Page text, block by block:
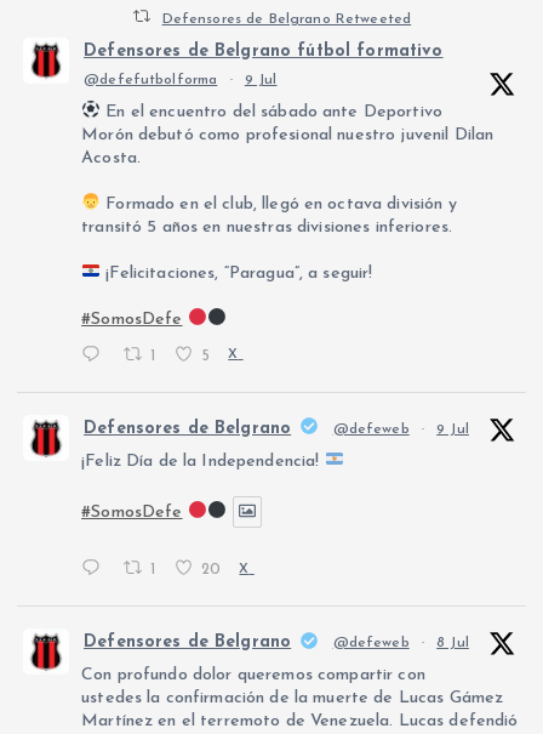
a
g
n
a
i
ó
e
e
Defensores de Belgrano Retweeted
Defensores de Belgrano fútbol formativo
@defefutbolforma · 9 Jul
En el encuentro del sábado ante Deportivo
Morón debutó como profesional nuestro juvenil Dilan
Acosta.
Formado en el club, llegó en octava división y
transitó 5 años en nuestras divisiones inferiores.
¡Felicitaciones, “Paragua”, a seguir!
#SomosDefe
1 5 X
Defensores de Belgrano @defeweb · 9 Jul
¡Feliz Día de la Independencia!
#SomosDefe
20 X
Defensores de Belgrano @defeweb · 8 Jul
Con profundo dolor queremos compartir con
ustedes la confirmación de la muerte de Lucas Gámez
Martínez en el terremoto de Venezuela. Lucas defendió